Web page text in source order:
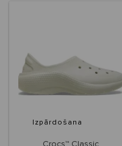
Izpārdošana
Crocs™ Classic